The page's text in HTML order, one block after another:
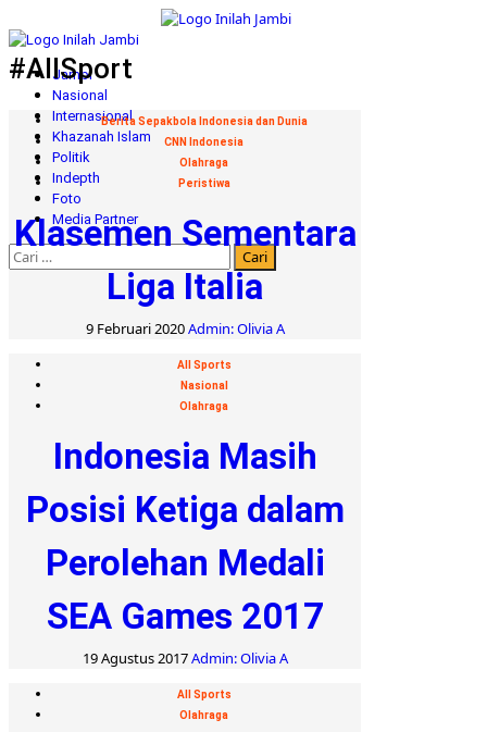
to
content
Primary
Menu
Jambi
Nasional
Internasional
Khazanah Islam
Politik
Indepth
Foto
Media Partner
Cari
untuk:
#AllSport
Berita Sepakbola Indonesia dan Dunia
CNN Indonesia
Olahraga
Peristiwa
Klasemen Sementara
Liga Italia
9 Februari 2020Admin: Olivia A
All Sports
Nasional
Olahraga
Indonesia Masih
Posisi Ketiga dalam
Perolehan Medali
SEA Games 2017
19 Agustus 2017Admin: Olivia A
All Sports
Olahraga